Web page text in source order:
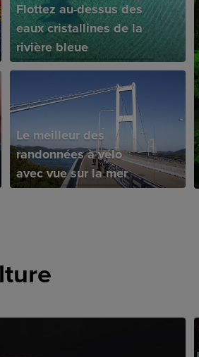
Flottez au-dessus des
eaux cristallines de la
rivière bleue
Le meilleur des
randonnées à vélo
avec vue sur la mer